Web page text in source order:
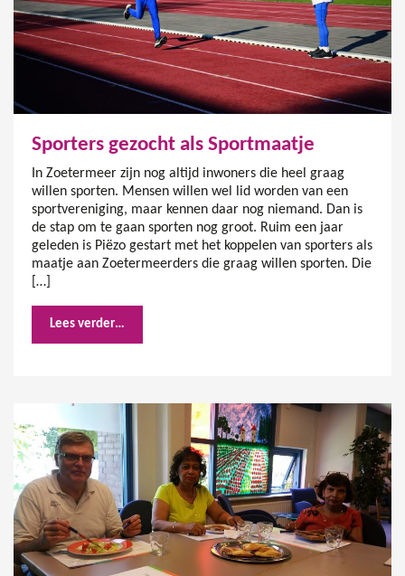
Sporters gezocht als Sportmaatje
In Zoetermeer zijn nog altijd inwoners die heel graag
willen sporten. Mensen willen wel lid worden van een
sportvereniging, maar kennen daar nog niemand. Dan is
de stap om te gaan sporten nog groot. Ruim een jaar
geleden is Piëzo gestart met het koppelen van sporters als
maatje aan Zoetermeerders die graag willen sporten. Die
[…]
Lees verder…